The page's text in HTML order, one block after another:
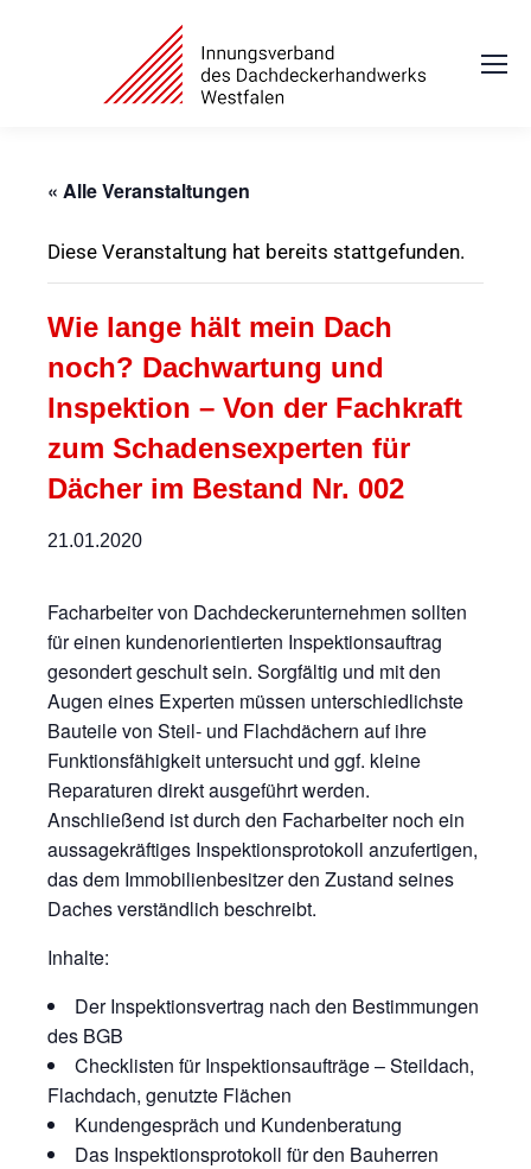
« Alle Veranstaltungen
Diese Veranstaltung hat bereits stattgefunden.
Wie lange hält mein Dach
noch? Dachwartung und
Inspektion – Von der Fachkraft
zum Schadensexperten für
Dächer im Bestand Nr. 002
21.01.2020
Facharbeiter von Dachdeckerunternehmen sollten
für einen kundenorientierten Inspektionsauftrag
gesondert geschult sein. Sorgfältig und mit den
Augen eines Experten müssen unterschiedlichste
Bauteile von Steil- und Flachdächern auf ihre
Funktionsfähigkeit untersucht und ggf. kleine
Reparaturen direkt ausgeführt werden.
Anschließend ist durch den Facharbeiter noch ein
aussagekräftiges Inspektionsprotokoll anzufertigen,
das dem Immobilienbesitzer den Zustand seines
Daches verständlich beschreibt.
Inhalte:
Der Inspektionsvertrag nach den Bestimmungen
des BGB
Checklisten für Inspektionsaufträge – Steildach,
Flachdach, genutzte Flächen
Kundengespräch und Kundenberatung
Das Inspektionsprotokoll für den Bauherren